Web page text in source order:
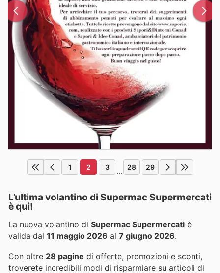
1 2 3 ... 28 29
L’ultima volantino di Supermac Supermercati
è qui!
La nuova volantino di Supermac Supermercati è
valida dal 11 maggio 2026 al 7 giugno 2026.
Con oltre 28 pagine di offerte, promozioni e sconti,
troverete incredibili modi di risparmiare su articoli di